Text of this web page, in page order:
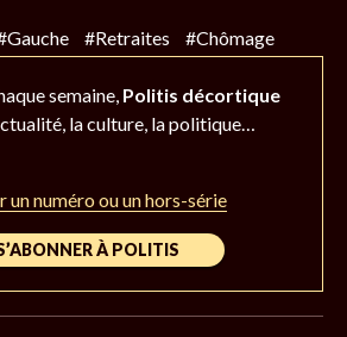
#Retraites #Chômage
semaine, Politis décortique
la culture, la politique…
un numéro ou un hors-série
À POLITIS